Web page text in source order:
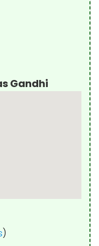
Gandhi
)